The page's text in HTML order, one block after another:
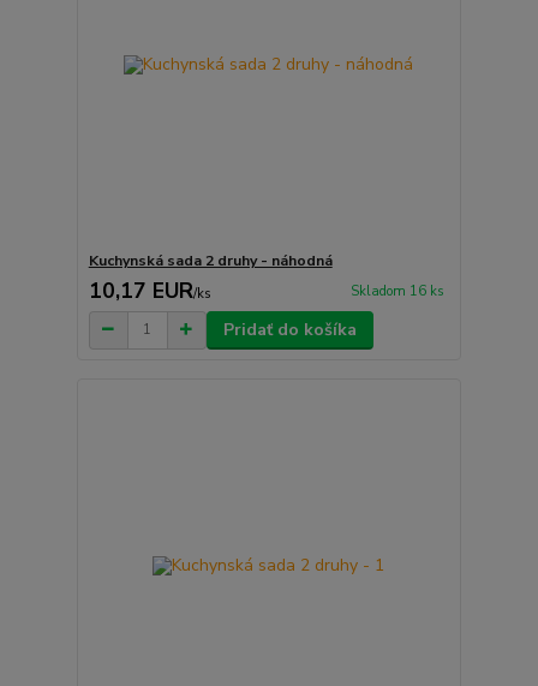
Kuchynská sada 2 druhy - náhodná
10,17 EUR/ks Skladom 16 ks
Pridať do košíka